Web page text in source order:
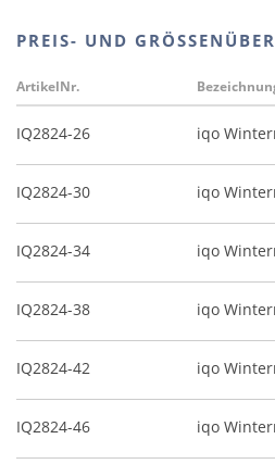
PREIS- UND
ArtikelNr.
IQ2824-26 iqo
IQ2824-30 iqo
IQ2824-34 iqo
IQ2824-38 iqo
IQ2824-42 iqo
IQ2824-46 iqo